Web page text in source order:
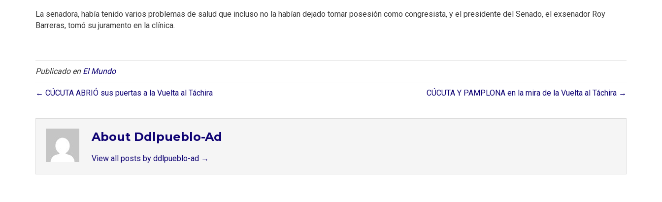
La senadora, había tenido varios problemas de salud que incluso no la habían dejado tomar posesión como congresista, y el presidente del Senado, el exsenador Roy
Barreras, tomó su juramento en la clínica.
Publicado en El Mundo
← CÚCUTA ABRIÓ sus puertas a la Vuelta al Táchira CÚCUTA Y PAMPLONA en la mira de la Vuelta al Táchira →
About Ddlpueblo-Ad
View all posts by ddlpueblo-ad →